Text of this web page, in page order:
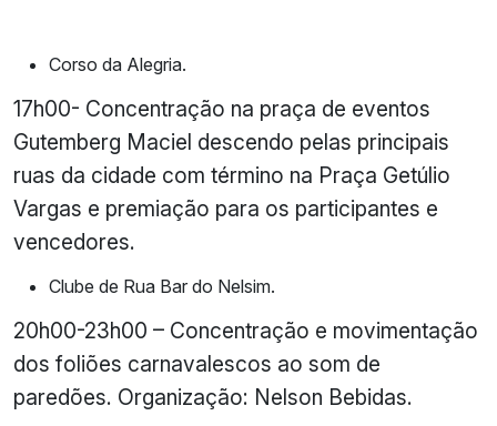
Corso da Alegria.
17h00- Concentração na praça de eventos
Gutemberg Maciel descendo pelas principais
ruas da cidade com término na Praça Getúlio
Vargas e premiação para os participantes e
vencedores.
Clube de Rua Bar do Nelsim.
20h00-23h00 – Concentração e movimentação
dos foliões carnavalescos ao som de
paredões. Organização: Nelson Bebidas.